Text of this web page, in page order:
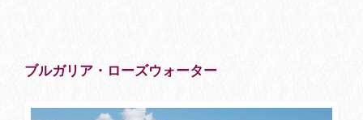
ブルガリア・ローズウォーター